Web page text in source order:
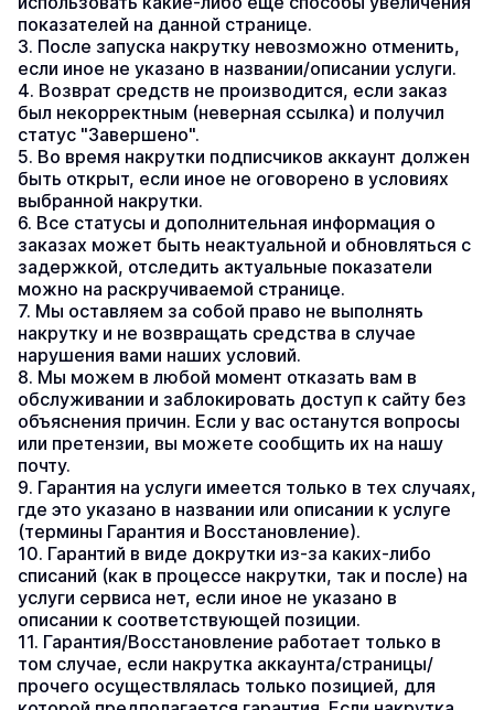
показателей на данной странице.
3. После запуска накрутку невозможно отменить,
если иное не указано в названии/описании услуги.
4. Возврат средств не производится, если заказ
был некорректным (неверная ссылка) и получил
статус "Завершено".
5. Во время накрутки подписчиков аккаунт должен
быть открыт, если иное не оговорено в условиях
выбранной накрутки.
6. Все статусы и дополнительная информация о
заказах может быть неактуальной и обновляться с
задержкой, отследить актуальные показатели
можно на раскручиваемой странице.
7. Мы оставляем за собой право не выполнять
накрутку и не возвращать средства в случае
нарушения вами наших условий.
8. Мы можем в любой момент отказать вам в
обслуживании и заблокировать доступ к сайту без
объяснения причин. Если у вас останутся вопросы
или претензии, вы можете сообщить их на нашу
почту.
9. Гарантия на услуги имеется только в тех случаях,
где это указано в названии или описании к услуге
(термины Гарантия и Восстановление).
10. Гарантий в виде докрутки из-за каких-либо
списаний (как в процессе накрутки, так и после) на
услуги сервиса нет, если иное не указано в
описании к соответствующей позиции.
11. Гарантия/Восстановление работает только в
том случае, если накрутка аккаунта/страницы/
прочего осуществлялась только позицией, для